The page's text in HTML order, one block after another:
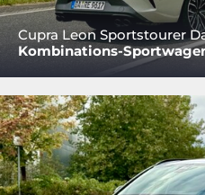
Cupra Leon Sportstourer
Kombinations-